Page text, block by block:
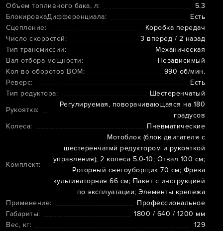
Объем топливного бака, л:
5.3
БлокировкаДифференциала:
Есть
Сцепление:
Коробка передач
Число скоростей:
3 вперед / 2 назад
Тип трансмиссии:
Механическая
Вал отбора мощности:
Независимый
Кол-во оборотов ВОМ:
990 об/мин.
Реверс:
Есть
Тип редуктора:
Шестеренчатый
Рукоятка:
Регулируемая, поворачивающаяся на 180
градусов
Колеса:
Пневматические
Комплект:
Мотоблок (блок двигателя с
шестеренчатмй редуктором и рукояткой
управления); 2 колеса 5.0-10; Отвал 100 см;
Роторный снегоуборщик 70 см; Фреза
культиваторная 66 см; Пакет с инструкцией
по эксплуатации; Элементы крепежа
Применение:
Профессиональное
Габариты:
1800 / 640 / 1200 мм
Вес, кг:
129